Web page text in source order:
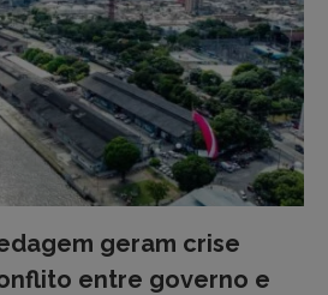
geram crise
entre governo e